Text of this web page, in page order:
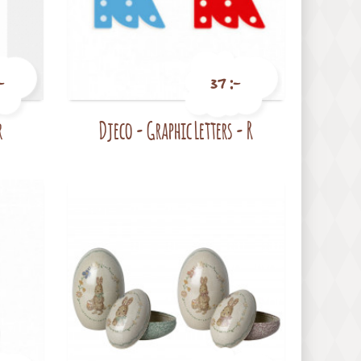
Pris
37 :-
Djeco - Graphic Letters - R